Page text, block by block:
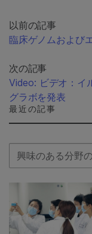
以前の記事
臨床ゲノムおよび
次の記事
Video: ビデオ：イ
グラボを発表
最近の記事
Select Filter